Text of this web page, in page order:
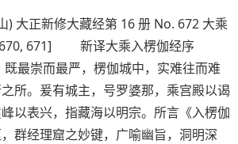
) 大正新修大藏经第 16 册 No. 672 大乘
671] 新译大乘入楞伽经序
崇而最严，楞伽城中，实难往而难
所。爰有城主，号罗婆那，乘宫殿以谒
以表兴，指藏海以明宗。所言《入楞伽
群经理窟之妙键，广喻幽旨，洞明深